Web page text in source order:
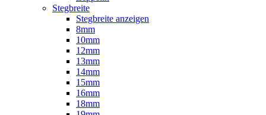
Stegbreite
Stegbreite anzeigen
8mm
10mm
12mm
13mm
14mm
15mm
16mm
18mm